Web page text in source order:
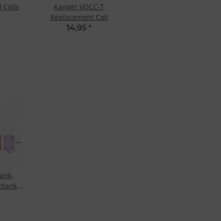
Coils
Kanger VOCC-T
Replacement Coil
14,95 *